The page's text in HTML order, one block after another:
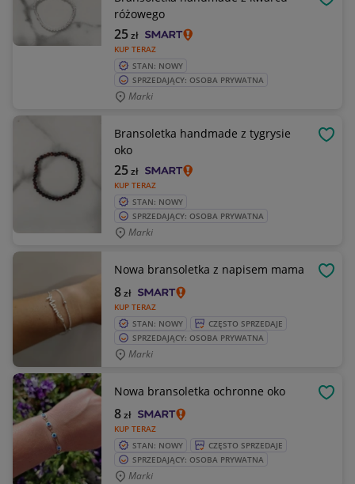
różowego
KUP TERAZ
25zł
STAN: NOWY
SPRZEDAJĄCY: OSOBA PRYWATNA
Marki
Bransoletka handmade z tygrysie
oko
KUP TERAZ
25zł
STAN: NOWY
SPRZEDAJĄCY: OSOBA PRYWATNA
Marki
Nowa bransoletka z napisem mama
KUP TERAZ
8zł
STAN: NOWY
CZĘSTO SPRZEDAJE
SPRZEDAJĄCY: OSOBA PRYWATNA
Marki
Nowa bransoletka ochronne oko
KUP TERAZ
8zł
STAN: NOWY
CZĘSTO SPRZEDAJE
SPRZEDAJĄCY: OSOBA PRYWATNA
Marki